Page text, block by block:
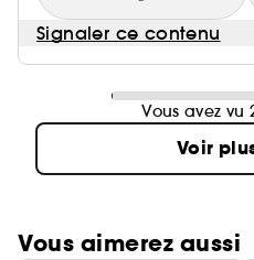
Signaler ce contenu
Vous avez vu
Voir
Vous aimerez aussi